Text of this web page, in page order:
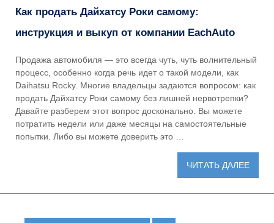
Как продать Дайхатсу Роки самому:
инструкция и выкуп от компании EachAuto
Продажа автомобиля — это всегда чуть, чуть волнительный
процесс, особенно когда речь идет о такой модели, как
Daihatsu Rocky. Многие владельцы задаются вопросом: как
продать Дайхатсу Роки самому без лишней нервотрепки?
Давайте разберем этот вопрос досконально. Вы можете
потратить недели или даже месяцы на самостоятельные
попытки. Либо вы можете доверить это …
ЧИТАТЬ ДАЛЕЕ